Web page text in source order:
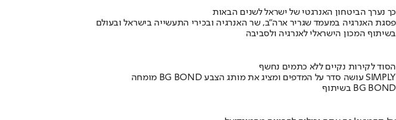
כך נערך הביטחון האנרגטי של ישראל לשנים הבאות
פסגת האנרגיה במעמד שגריר ארה"ב, שר האנרגיה ובכירי התעשייה בישראל ובעולם
בשיתוף המכון הישראלי לאנרגיה ולסביבה
הסוד לקירות נקיים ללא כתמים נחשף
מומחה BG BOND עושה סדר על המדפים ומציג את מותג הצבע SIMPLY
בשיתוף BG BOND